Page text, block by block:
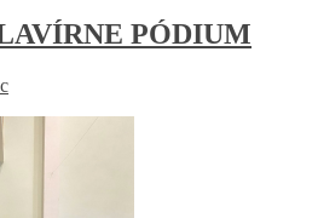
PÓDIUM